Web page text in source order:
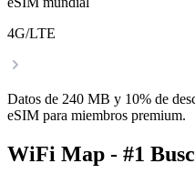
4G/LTE
Datos de 240 MB y 10% de
eSIM para miembros premium.
WiFi Map - #1